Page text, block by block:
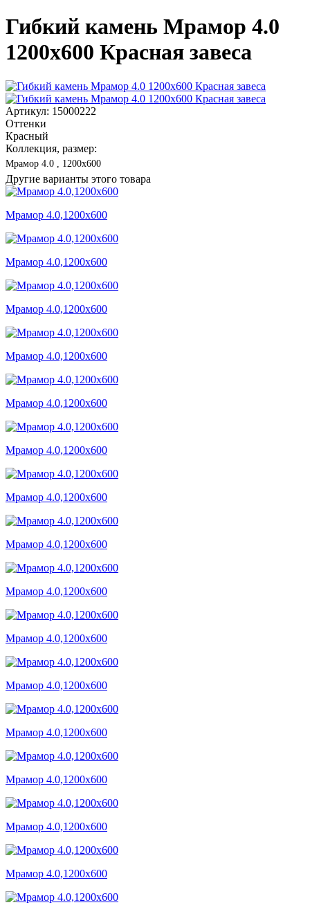
Гибкий камень Мрамор 4.0
1200x600 Красная завеса
Артикул: 15000222
Оттенки
Красный
Коллекция, размер:
Мрамор 4.0 , 1200x600
Другие варианты этого товара
Мрамор 4.0,1200x600
Мрамор 4.0,1200x600
Мрамор 4.0,1200x600
Мрамор 4.0,1200x600
Мрамор 4.0,1200x600
Мрамор 4.0,1200x600
Мрамор 4.0,1200x600
Мрамор 4.0,1200x600
Мрамор 4.0,1200x600
Мрамор 4.0,1200x600
Мрамор 4.0,1200x600
Мрамор 4.0,1200x600
Мрамор 4.0,1200x600
Мрамор 4.0,1200x600
Мрамор 4.0,1200x600